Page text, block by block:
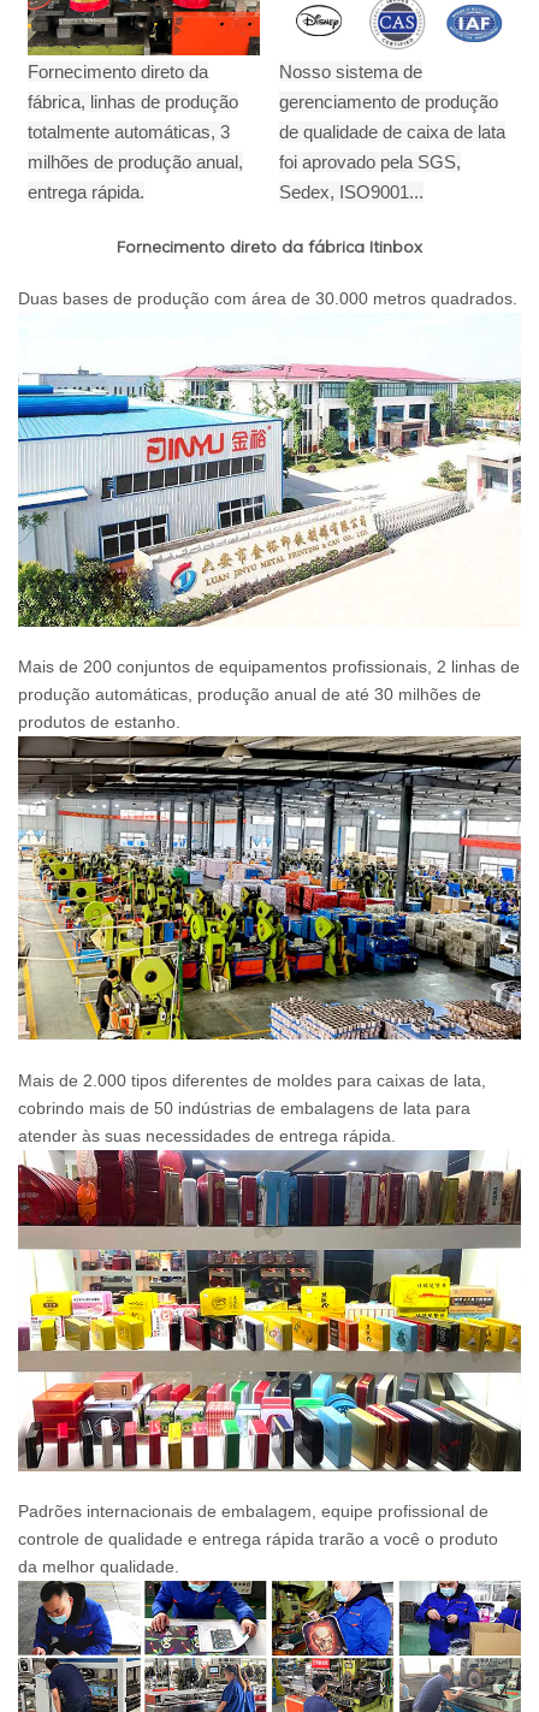
Fornecimento direto da
fábrica, linhas de produção
totalmente automáticas, 3
milhões de produção anual,
entrega rápida.
Nosso sistema de
gerenciamento de produção
de qualidade de caixa de lata
foi aprovado pela SGS,
Sedex, ISO9001...
Fornecimento direto da fábrica Itinbox
Duas bases de produção com área de 30.000 metros quadrados.
Mais de 200 conjuntos de equipamentos profissionais, 2 linhas de
produção automáticas, produção anual de até 30 milhões de
produtos de estanho.
Mais de 2.000 tipos diferentes de moldes para caixas de lata,
cobrindo mais de 50 indústrias de embalagens de lata para
atender às suas necessidades de entrega rápida.
Padrões internacionais de embalagem, equipe profissional de
controle de qualidade e entrega rápida trarão a você o produto
da melhor qualidade.